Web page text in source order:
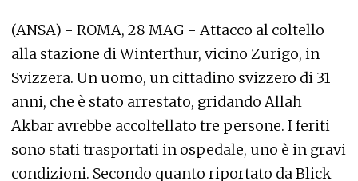
(ANSA) - ROMA, 28 MAG - Attacco al coltello
alla stazione di Winterthur, vicino Zurigo, in
Svizzera. Un uomo, un cittadino svizzero di 31
anni, che è stato arrestato, gridando Allah
Akbar avrebbe accoltellato tre persone. I feriti
sono stati trasportati in ospedale, uno è in gravi
condizioni. Secondo quanto riportato da Blick